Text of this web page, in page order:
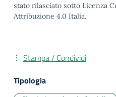
stato rilasciato sotto Licenza
Attribuzione 4.0 Italia.
Stampa / Condividi
Tipologia